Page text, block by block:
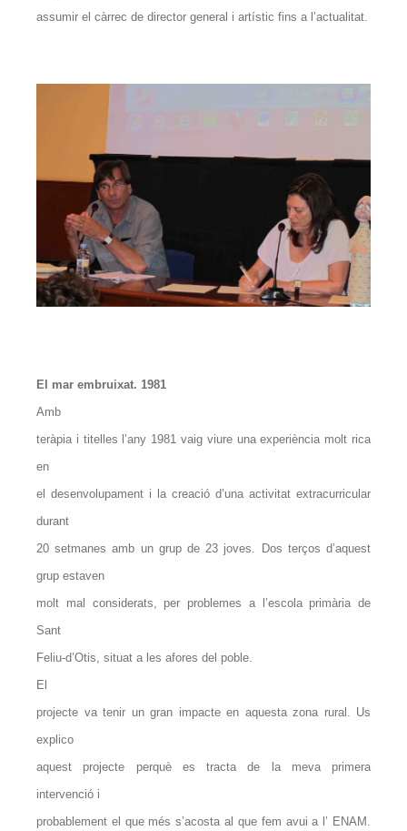
assumir el càrrec de director general i artístic fins a l’actualitat.
El mar embruixat. 1981
Amb
teràpia i titelles l’any 1981 vaig viure una experiència molt rica
en
el desenvolupament i la creació d’una activitat extracurricular
durant
20 setmanes amb un grup de 23 joves. Dos terços d’aquest
grup estaven
molt mal considerats, per problemes a l’escola primària de
Sant
Feliu-d’Otis, situat a les afores del poble.
El
projecte va tenir un gran impacte en aquesta zona rural. Us
explico
aquest projecte perquè es tracta de la meva primera
intervenció i
probablement el que més s’acosta al que fem avui a l’ ENAM.